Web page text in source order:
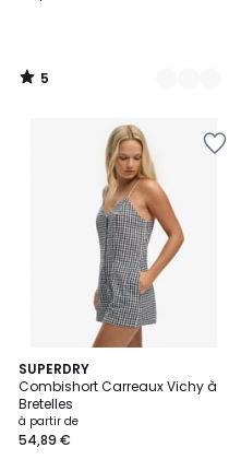
5
/
SUPERDRY
Combishort Carreaux Vichy à
Bretelles
à partir de
54,89 €
2
Couleurs